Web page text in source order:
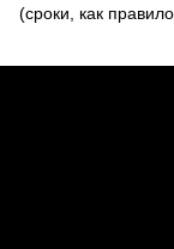
(сроки, как